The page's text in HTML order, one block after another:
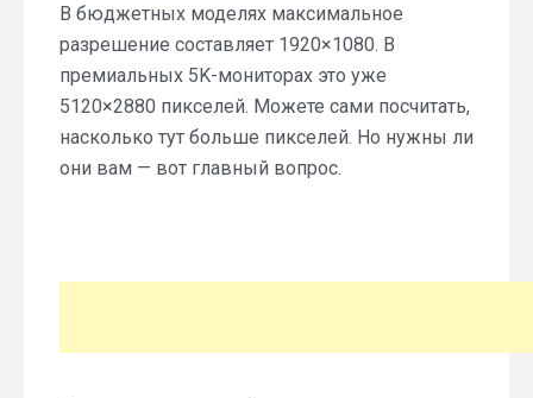
В бюджетных моделях максимальное
разрешение составляет 1920×1080. В
премиальных 5K-мониторах это уже
5120×2880 пикселей. Можете сами посчитать,
насколько тут больше пикселей. Но нужны ли
они вам — вот главный вопрос.